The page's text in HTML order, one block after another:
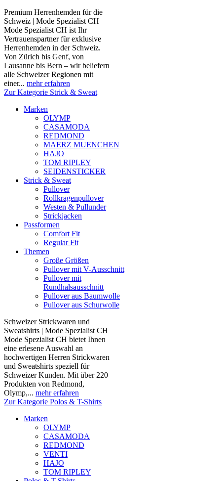
Premium Herrenhemden für die
Schweiz | Mode Spezialist CH
Mode Spezialist CH ist Ihr
Vertrauenspartner für exklusive
Herrenhemden in der Schweiz.
Von Zürich bis Genf, von
Lausanne bis Bern – wir beliefern
alle Schweizer Regionen mit
einer... mehr erfahren
Zur Kategorie Strick & Sweat
Marken
OLYMP
CASAMODA
REDMOND
MAERZ MUENCHEN
HAJO
TOM RIPLEY
SEIDENSTICKER
Strick & Sweat
Pullover
Rollkragenpullover
Westen & Pullunder
Strickjacken
Passformen
Comfort Fit
Regular Fit
Themen
Große Größen
Pullover mit V-Ausschnitt
Pullover mit
Rundhalsausschnitt
Pullover aus Baumwolle
Pullover aus Schurwolle
Schweizer Strickwaren und
Sweatshirts | Mode Spezialist CH
Mode Spezialist CH bietet Ihnen
eine erlesene Auswahl an
hochwertigen Herren Strickwaren
und Sweatshirts speziell für
Schweizer Kunden. Mit über 220
Produkten von Redmond,
Olymp,... mehr erfahren
Zur Kategorie Polos & T-Shirts
Marken
OLYMP
CASAMODA
REDMOND
VENTI
HAJO
TOM RIPLEY